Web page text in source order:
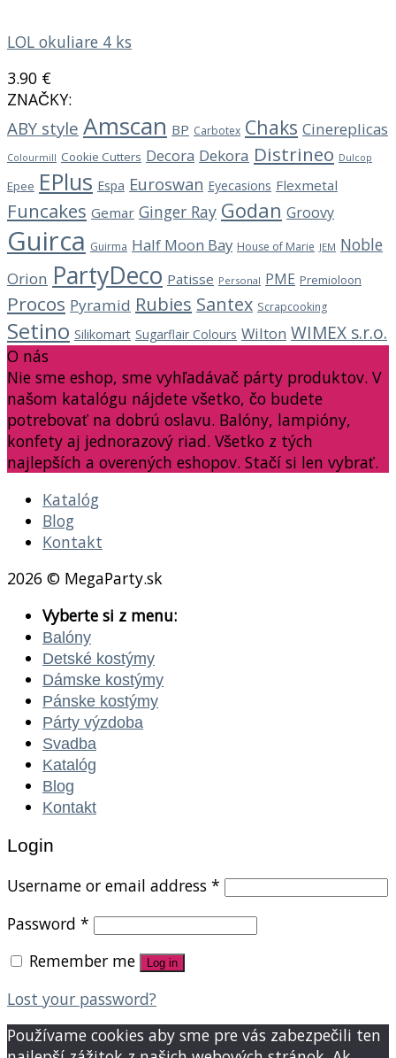
LOL okuliare 4 ks
3.90 €
ZNAČKY:
ABY style Amscan BP Carbotex Chaks Cinereplicas
Colourmill Cookie Cutters Decora Dekora Distrineo Dulcop
Epee EPlus Espa Euroswan Eyecasions Flexmetal
Funcakes Gemar Ginger Ray Godan Groovy
Guirca Guirma Half Moon Bay House of Marie JEM Noble
Orion PartyDeco Patisse Personal PME Premioloon
Procos Pyramid Rubies Santex Scrapcooking
Setino Silikomart Sugarflair Colours Wilton WIMEX s.r.o.
O nás
Nie sme eshop, sme vyhľadávač párty produktov. V
našom katalógu nájdete všetko, čo budete
potrebovať na dobrú oslavu. Balóny, lampióny,
konfety aj jednorazový riad. Všetko z tých
najlepších a overených eshopov. Stačí si len vybrať.
Katalóg
Blog
Kontakt
2026 © MegaParty.sk
Vyberte si z menu:
Balóny
Detské kostýmy
Dámske kostýmy
Pánske kostýmy
Párty výzdoba
Svadba
Katalóg
Blog
Kontakt
Login
Username or email address *
Password *
Remember me
Log in
Lost your password?
Používame cookies aby sme pre vás zabezpečili ten